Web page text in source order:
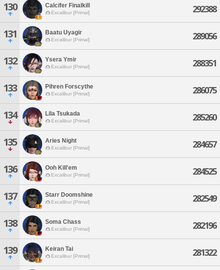
130 Calcifer Finalkill
Excalibur [Primal] 292388
131 Baatu Uyagir
Excalibur [Primal] 289056
132 Ysera Ymir
Excalibur [Primal] 288351
133 Pihren Forscythe
Excalibur [Primal] 286075
134 Lila Tsukada
Excalibur [Primal] 285260
135 Aries Night
Excalibur [Primal] 284657
136 Ooh Kill'em
Excalibur [Primal] 284525
137 Starr Doomshine
Excalibur [Primal] 282549
138 Soma Chass
Excalibur [Primal] 282196
139 Keiran Tai
Excalibur [Primal] 281322